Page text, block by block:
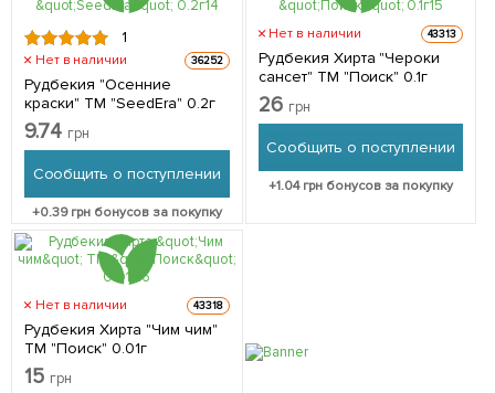
1
Нет в наличии 36252
Рудбекия "Осенние
краски" ТМ "SeedEra" 0.2г
9.74 грн
Сообщить о поступлении
+0.39грн бонусов за покупку
Нет в наличии 43313
Рудбекия Хирта "Чероки
сансет" ТМ "Поиск" 0.1г
26 грн
Сообщить о поступлении
+1.04грн бонусов за покупку
Нет в наличии 43318
Рудбекия Хирта "Чим чим"
ТМ "Поиск" 0.01г
15 грн